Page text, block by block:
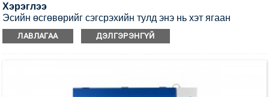
Хэрэглээ
Эсийн өсгөвөрийг сэгсрэхийн тулд энэ нь хэт ягаан
туяагаар ариутгах CO2 инкубаторын сэгсрэгч юм.
ЛАВЛАГАА ДЭЛГЭРЭНГҮЙ